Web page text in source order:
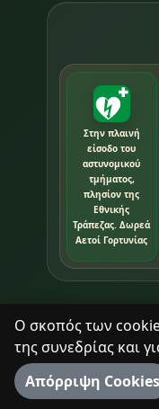
Ο σκοπός των
της συνεδρίας και
Απόρριψη Cookies
Στην πλαινή
είσοδο του
αστυνομικού
τμήματος,
πλησίον της
Εθνικής
Τράπεζας. Δωρεά
Αετοί Γορτυνίας
Με σεβασμό στον